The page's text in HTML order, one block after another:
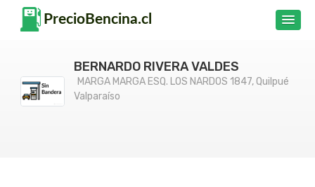
BERNARDO RIVERA VALDES
MARGA MARGA ESQ. LOS NARDOS 1847, Quilpué
Valparaíso